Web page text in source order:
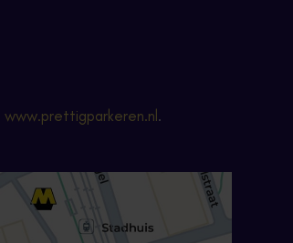
www.prettigparkeren.nl .